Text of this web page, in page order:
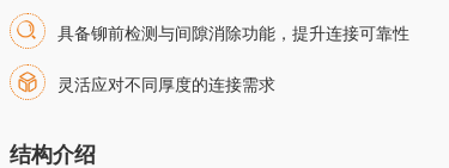
结构介绍
具备铆前检测与间隙消除功能，提升连接可靠性
灵活应对不同厚度的连接需求